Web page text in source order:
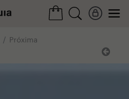
Próxima